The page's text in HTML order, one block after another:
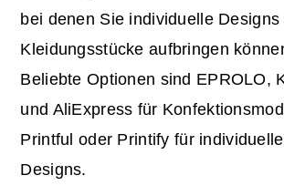
bei denen Sie individuelle
Kleidungsstücke aufbringen
Beliebte Optionen sind EPROLO,
und AliExpress für
Printful oder Printify für individuelle
Designs.